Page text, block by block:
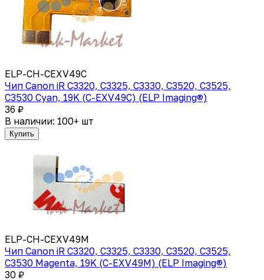
ELP-CH-CEXV49C
Чип Canon iR C3320, C3325, C3330, C3520, C3525,
C3530 Cyan, 19K (C-EXV49C) (ELP Imaging®)
36 ₽
В наличии: 100+ шт
Купить
ELP-CH-CEXV49M
Чип Canon iR C3320, C3325, C3330, C3520, C3525,
C3530 Magenta, 19K (C-EXV49M) (ELP Imaging®)
30 ₽